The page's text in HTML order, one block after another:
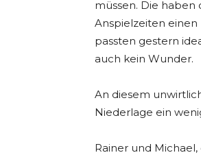
müssen. Die haben
Anspielzeiten
passten gestern
auch kein Wunder.
An diesem
Niederlage ein
Rainer und